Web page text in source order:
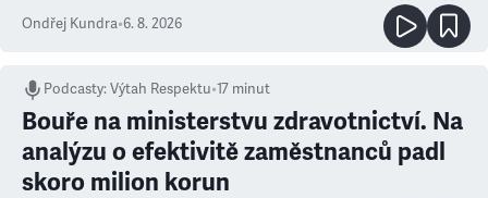
Ondřej Kundra•6. 8. 2026
Podcasty:Výtah Respektu•17 minut
Bouře na ministerstvu zdravotnictví. Na
analýzu o efektivitě zaměstnanců padl
skoro milion korun